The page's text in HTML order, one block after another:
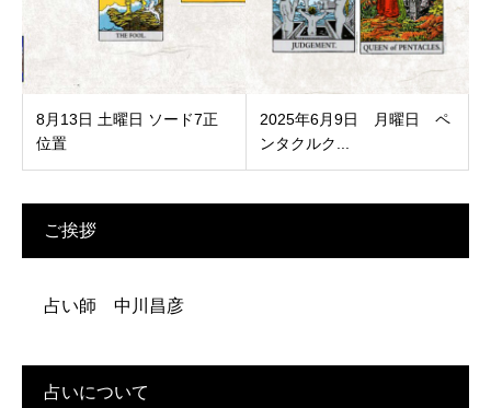
8月13日 土曜日 ソード7正
位置
2025年6月9日 月曜日 ペ
ンタクルク...
ご挨拶
占い師 中川昌彦
占いについて